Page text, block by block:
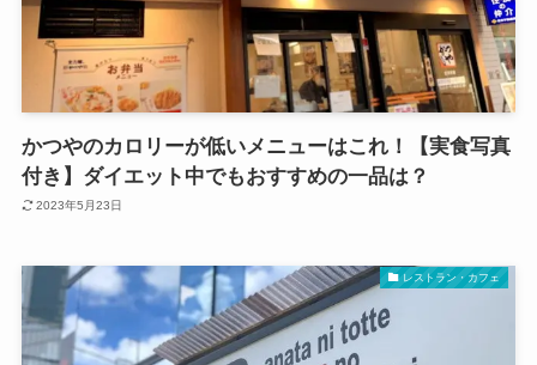
かつやのカロリーが低いメニューはこれ！【実食写真
付き】ダイエット中でもおすすめの一品は？
2023年5月23日
レストラン・カフェ